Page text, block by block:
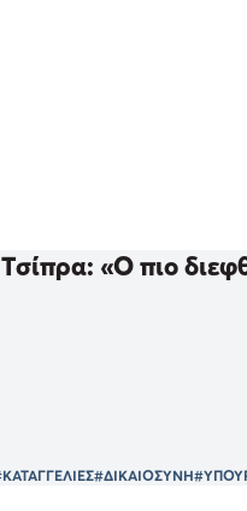
«Ο πιο
#ΔΙΚΑΙΟΣΥΝΗ